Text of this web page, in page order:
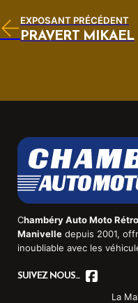
EXPOSANT PRÉCÉDENT
PRAVERT MIKAEL
Chambéry Auto Moto Rétro
Manivelledepuis 2001,
inoubliable avec les
SUIVEZ NOUS...
La